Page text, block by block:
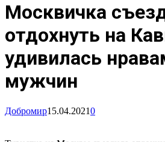
Москвичка
отдохнуть на
удивилась
мужчин
Добромир15.04.20210